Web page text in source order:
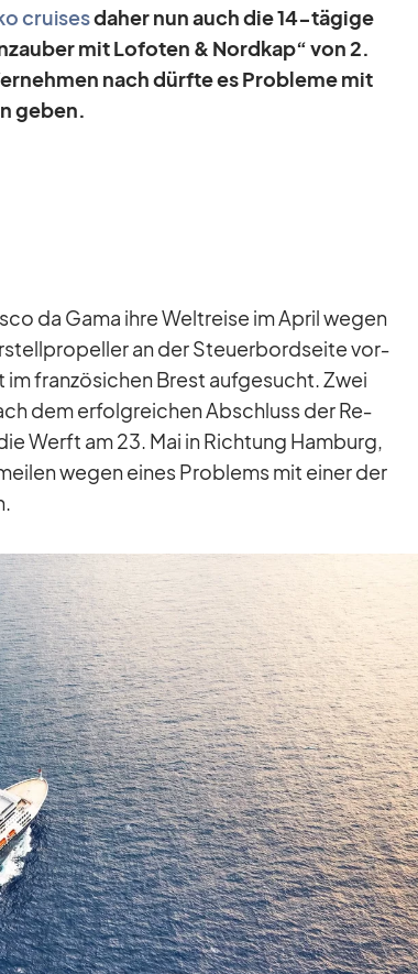
crui­sesda­her nun auch die 14-tä­gige
mit Lo­fo­ten & Nord­kap“ von 2.
nach dürfte es Pro­bleme mit
ge­ben.
da Gama ihre Welt­reise im April we­gen
an der Steu­er­bord­seite vor­
fran­zö­si­chen Brest auf­ge­sucht. Zwei
dem er­folg­rei­chen Ab­schluss der Re­
Werft am 23. Mai in Rich­tung Ham­burg,
we­gen ei­nes Pro­blems mit ei­ner der